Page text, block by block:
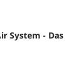
System - Das